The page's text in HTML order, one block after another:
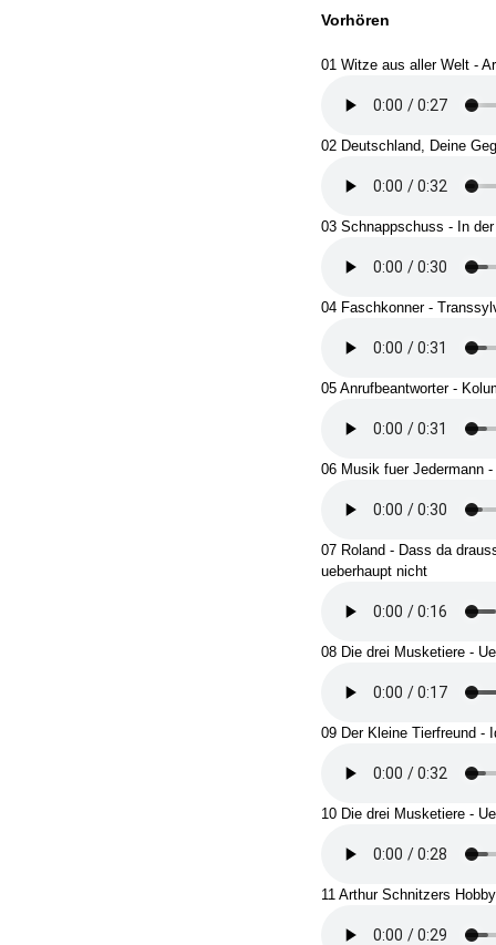
Vorhören
01 Witze aus aller Welt -
02 Deutschland, Deine
03 Schnappschuss - In
04 Faschkonner -
05 Anrufbeantworter -
06 Musik fuer Jedermann
07 Roland - Dass da
ueberhaupt nicht
08 Die drei Musketiere -
09 Der Kleine Tierfreund -
10 Die drei Musketiere -
11 Arthur Schnitzers